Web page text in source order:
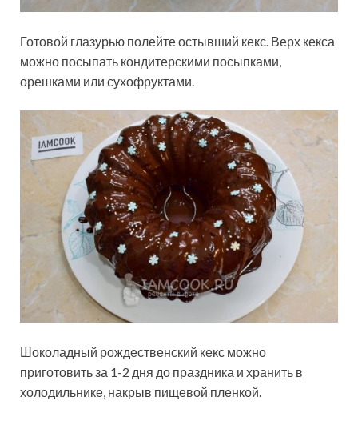
Готовой глазурью полейте остывший кекс. Верх кекса
можно посыпать кондитерскими посыпками,
орешками или сухофруктами.
Шоколадный рождественский кекс можно
приготовить за 1-2 дня до праздника и хранить в
холодильнике, накрыв пищевой пленкой.